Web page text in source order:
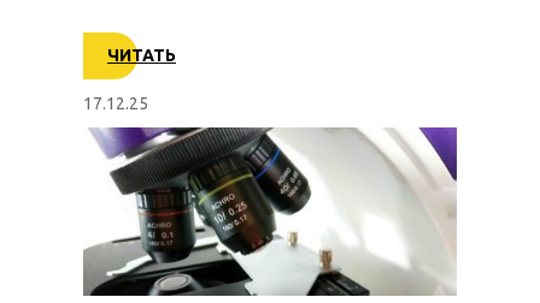
ЧИТАТЬ
17.12.25